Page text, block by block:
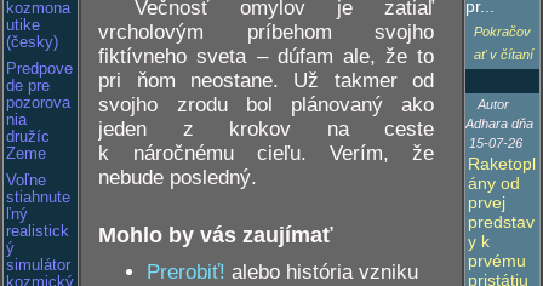
kozmona
utike
(česky)
Predpove
de pre
pozorova
nia
družíc
Zeme
Voľne
stiahnute
ľný
realistick
ý
simulátor
Večnosť omylov je zatiaľ
vrcholovým príbehom svojho
fiktívneho sveta – dúfam ale, že to
pri ňom neostane. Už takmer od
svojho zrodu bol plánovaný ako
jeden z krokov na ceste
k náročnému cieľu. Verím, že
nebude posledný.
Mohlo by vás zaujímať
Prerobiť! alebo história vzniku
pr...
Pokračov
ať v čítaní
Autor
Adhara dňa
15-07-26
Raketopl
ány od
prvej
predstav
y k
prvému
pristátiu